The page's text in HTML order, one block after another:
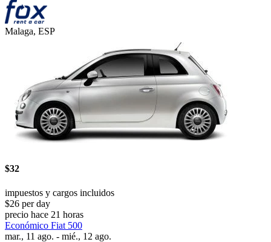
Malaga, ESP
$32
impuestos y cargos incluidos
$26 per day
precio hace 21 horas
Económico Fiat 500
mar., 11 ago. - mié., 12 ago.